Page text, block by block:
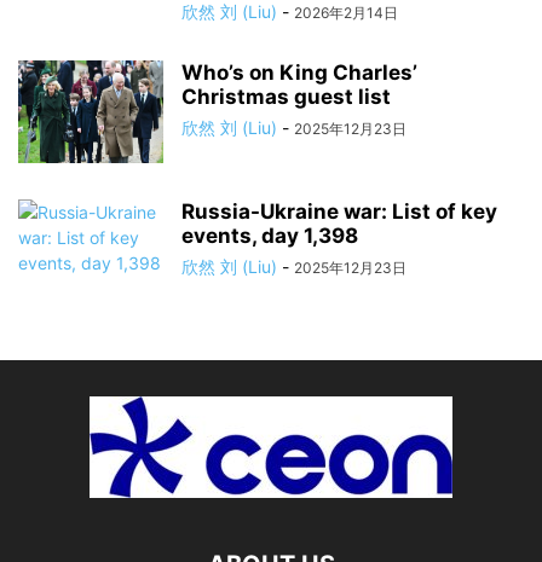
欣然 刘 (Liu) - 2026年2月14日
Who’s on King Charles’
Christmas guest list
欣然 刘 (Liu) - 2025年12月23日
Russia-Ukraine war: List of key
events, day 1,398
欣然 刘 (Liu) - 2025年12月23日